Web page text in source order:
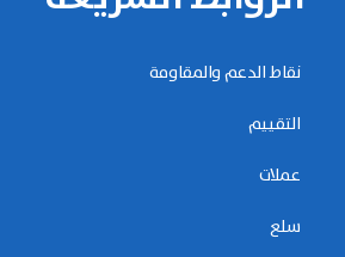
نقاط الدعم والمقاومة
التقييم
عملات
سلع